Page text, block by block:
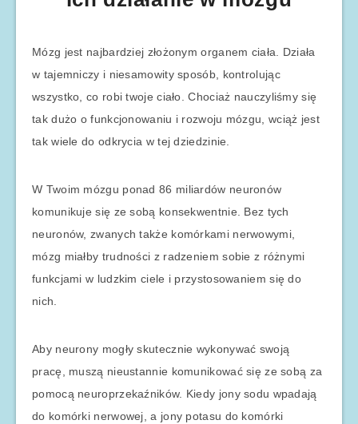
Mózg jest najbardziej złożonym organem ciała. Działa
w tajemniczy i niesamowity sposób, kontrolując
wszystko, co robi twoje ciało. Chociaż nauczyliśmy się
tak dużo o funkcjonowaniu i rozwoju mózgu, wciąż jest
tak wiele do odkrycia w tej dziedzinie.
W Twoim mózgu ponad 86 miliardów neuronów
komunikuje się ze sobą konsekwentnie. Bez tych
neuronów, zwanych także komórkami nerwowymi,
mózg miałby trudności z radzeniem sobie z różnymi
funkcjami w ludzkim ciele i przystosowaniem się do
nich.
Aby neurony mogły skutecznie wykonywać swoją
pracę, muszą nieustannie komunikować się ze sobą za
pomocą neuroprzekaźników. Kiedy jony sodu wpadają
do komórki nerwowej, a jony potasu do komórki